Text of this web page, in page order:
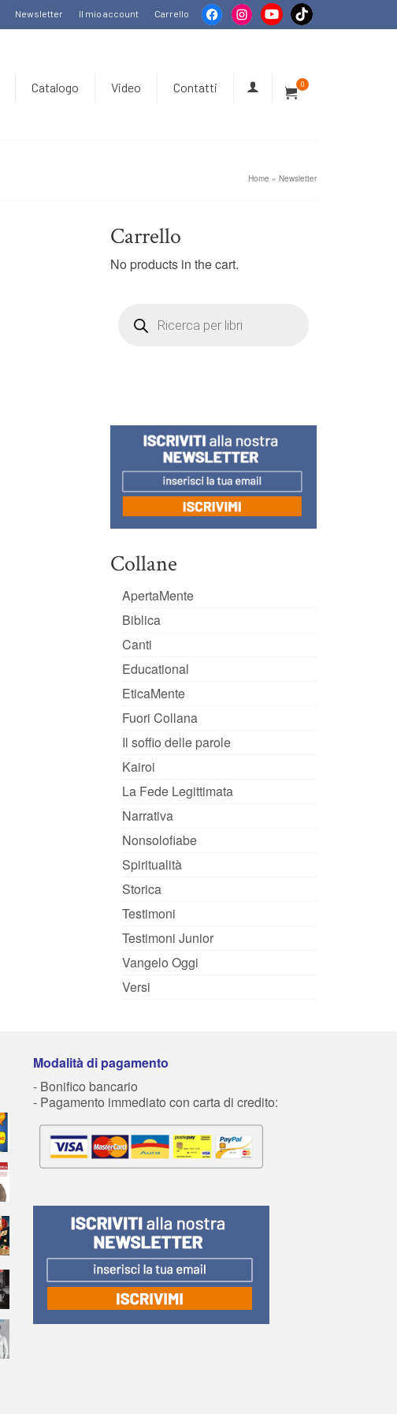
Newsletter Il mio account Carrello
Catalogo Video Contatti 0
Home » Newsletter
Carrello
No products in the cart.
search
Collane
ApertaMente
Biblica
Canti
Educational
EticaMente
Fuori Collana
Il soffio delle parole
Kairoi
La Fede Legittimata
Narrativa
Nonsolofiabe
Spiritualità
Storica
Testimoni
Testimoni Junior
Vangelo Oggi
Versi
Modalità di pagamento
- Bonifico bancario
- Pagamento immediato con carta di credito: